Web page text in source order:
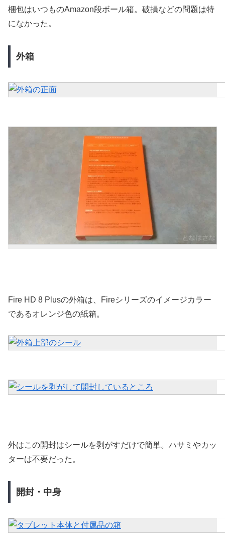
梱包はいつものAmazon段ボール箱。破損などの問題は特
になかった。
外箱
Fire HD 8 Plusの外箱は、Fireシリーズのイメージカラー
であるオレンジ色の紙箱。
外はこの開封はシールを剥がすだけで簡単。ハサミやカッ
ターは不要だった。
開封・中身